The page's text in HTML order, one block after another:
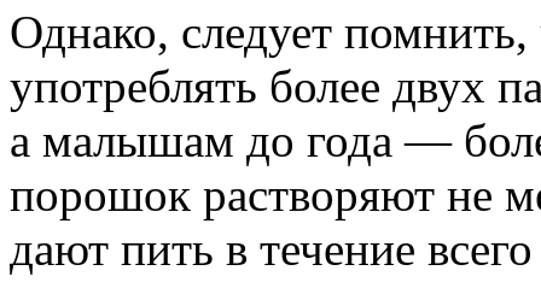
Однако, следует
употреблять более двух
а малышам до года —
порошок растворяют не
дают пить в течение